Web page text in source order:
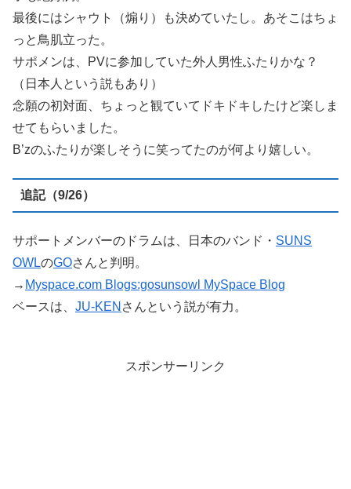
最後にはシャウト（煽り）も決めていたし。あそこはちょ
っと鳥肌立った。
サポメンは、PVに参加していた外人男性ふたりかな？
（日本人という説もあり）
念願の初対面、ちょっと観ていてドキドキしたけど楽しま
せてもらいました。
B’zのふたりが楽しそうに笑ってたのが何より嬉しい。
追記（9/26）
サポートメンバーのドラムは、日本のバンド・ SUNS
OWLのGOさんと判明。
→ Myspace.com Blogs:gosunsowl MySpace Blog
ベースは、 JU-KEN さんという説が有力。
スポンサーリンク